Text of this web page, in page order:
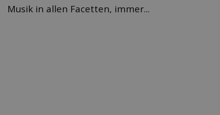
Musik in allen Facetten, immer...